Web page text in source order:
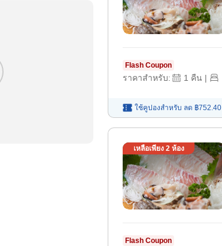
Flash Coupon
ราคาสำหรับ: 1 คืน |
ใช้คูปองสำหรับ ลด ฿752.40
เหลือเพียง 2ห้อง
Flash Coupon